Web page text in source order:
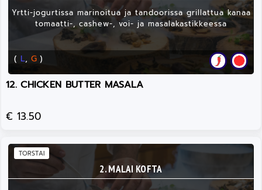
Yrtti-jogurtissa marinoitua ja tandoorissa grillattua kanaa
tomaatti-, cashew-, voi- ja masalakastikkeessa
( L, G )
12. CHICKEN BUTTER MASALA
€ 13.50
2. MALAI KOFTA
TORSTAI